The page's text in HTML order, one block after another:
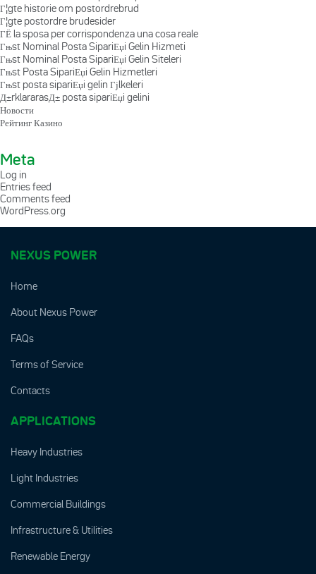
Г¦gte historie om postordrebrud
Г¦gte postordre brudesider
ГЁ la sposa per corrispondenza una cosa reale
Гњst Nominal Posta SipariЕџi Gelin Hizmeti
Гњst Nominal Posta SipariЕџi Gelin Siteleri
Гњst Posta SipariЕџi Gelin Hizmetleri
Гњst posta sipariЕџi gelin Гјlkeleri
Д±rklararasД± posta sipariЕџi gelini
Новости
Рейтинг Казино
Meta
Log in
Entries feed
Comments feed
WordPress.org
NEXUS POWER
Home
About Nexus Power
FAQs
Terms of Service
Contacts
APPLICATIONS
Heavy Industries
Light Industries
Commercial Buildings
Infrastructure & Utilities
Renewable Energy